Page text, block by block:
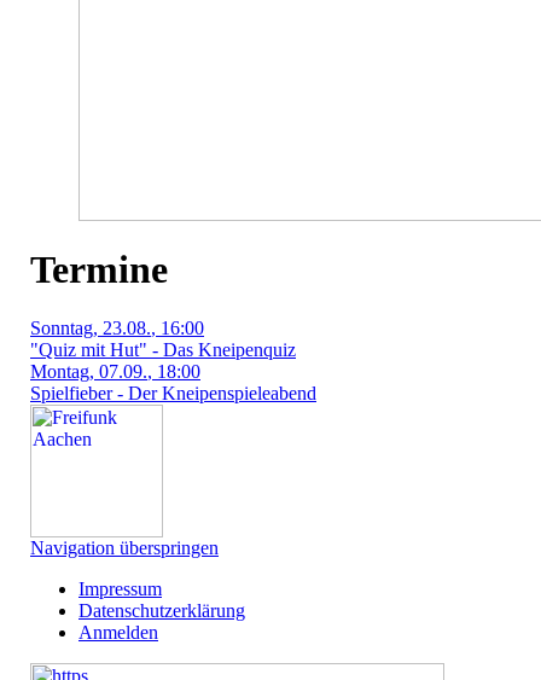
Termine
Sonntag, 23.08., 16:00
"Quiz mit Hut" - Das Kneipenquiz
Montag, 07.09., 18:00
Spielfieber - Der Kneipenspieleabend
Navigation überspringen
Impressum
Datenschutzerklärung
Anmelden